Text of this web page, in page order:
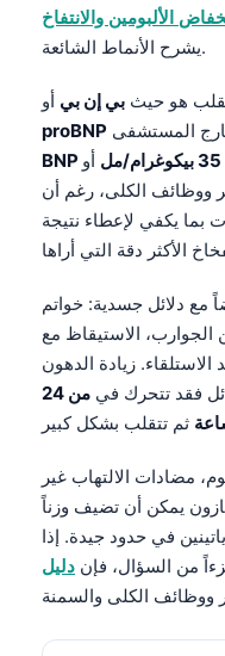
الألبومين والانتفاخ
يشرح الأنماط الشائعة.
هو حيث بي إن بي
proBNP
ووظائف الكلى، رغم أن
يكفي لإعطاء نتيجة
مع دلائل جسدية: خواتم
الاستيقاظ مع
زيادة الدهون
فقد تتحرك في
من 24
مضادات الالتهاب غير
يمكن أن تضيف وزناً
في حدود جيدة. إذا
من السؤال، فإن